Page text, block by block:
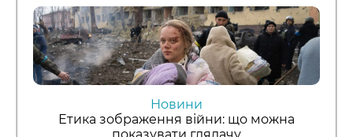
Новини
Етика зображення війни: що можна